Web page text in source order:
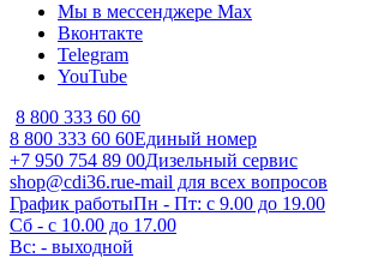
Мы в мессенджере Max
Вконтакте
Telegram
YouTube
8 800 333 60 60
8 800 333 60 60Единый номер
+7 950 754 89 00Дизельный сервис
shop@cdi36.rue-mail для всех вопросов
График работыПн - Пт: с 9.00 до 19.00
Сб - с 10.00 до 17.00
Вс: - выходной